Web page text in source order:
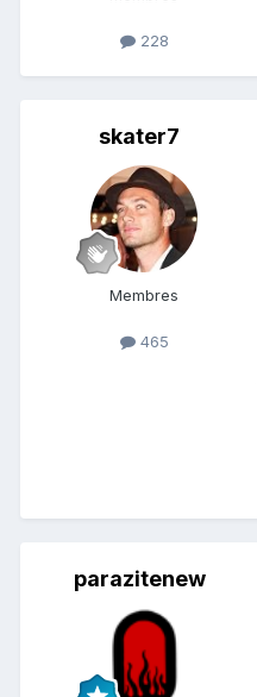
228
skater7
Membres
465
parazitenew